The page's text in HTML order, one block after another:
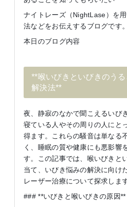
ナイトレーズ（NightLase）を
法などをお伝えするブログです。
本日のブログ内容
**喉いびきといびきのう
解決法**
夜、静寂のなかで聞こえるいび
寝ている人やその周りの人にと
得ます。これらの騒音は単なる
く、睡眠の質や健康にも悪影響
す。この記事では、喉いびきと
当て、いびき悩みの解決に向け
レーザー治療について探求します
### **いびきと喉いびきの原因**